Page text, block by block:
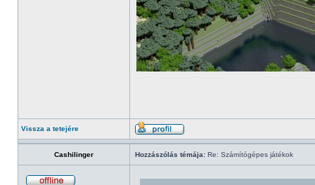
Vissza a tetejére
Cashilinger Hozzászólás témája: Re: Számítógépes játékok